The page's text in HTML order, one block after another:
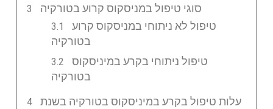
סוגי טיפול במניסקוס קרוע בטורקיה
טיפול לא ניתוחי במניסקוס קרוע
בטורקיה
טיפול ניתוחי בקרע במיניסקוס
בטורקיה
עלות טיפול בקרע במיניסקוס בטורקיה בשנת